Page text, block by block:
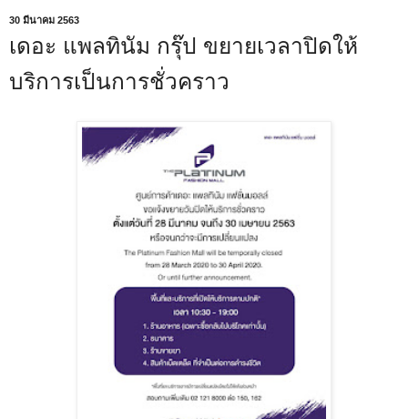
30 มีนาคม 2563
เดอะ แพลทินัม กรุ๊ป ขยายเวลาปิดให้
บริการเป็นการชั่วคราว